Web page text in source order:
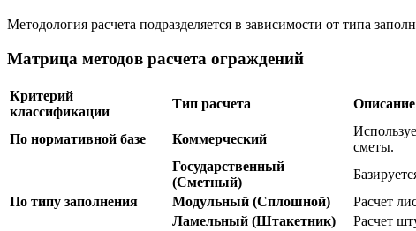
Методология расчета подразделяется в зависимости от типа
Матрица методов расчета ограждений
Критерий
классификации
Тип расчета
По нормативной базе Коммерческий
сметы.
Государственный
(Сметный)
По типу заполнения
Модульный (Сплошной)
Расчет
Ламельный (Штакетник)
Расчет